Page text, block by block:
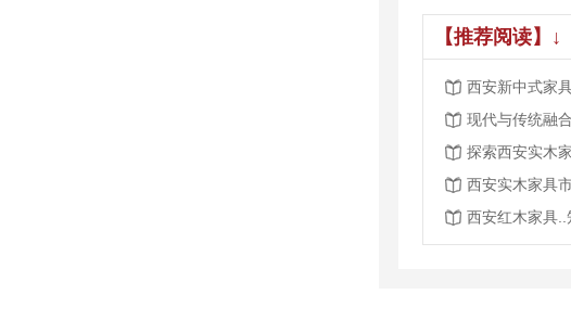
【推荐阅读】↓
西安新中式家
现代与传统融
探索西安实木
西安实木家具
西安红木家具..